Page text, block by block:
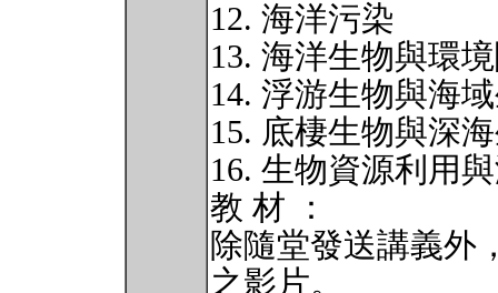
12. 海洋污染
13. 海洋生物與環
14. 浮游生物與海
15. 底棲生物與深
16. 生物資源利用
教 材 ：
除隨堂發送講義外
之影片。